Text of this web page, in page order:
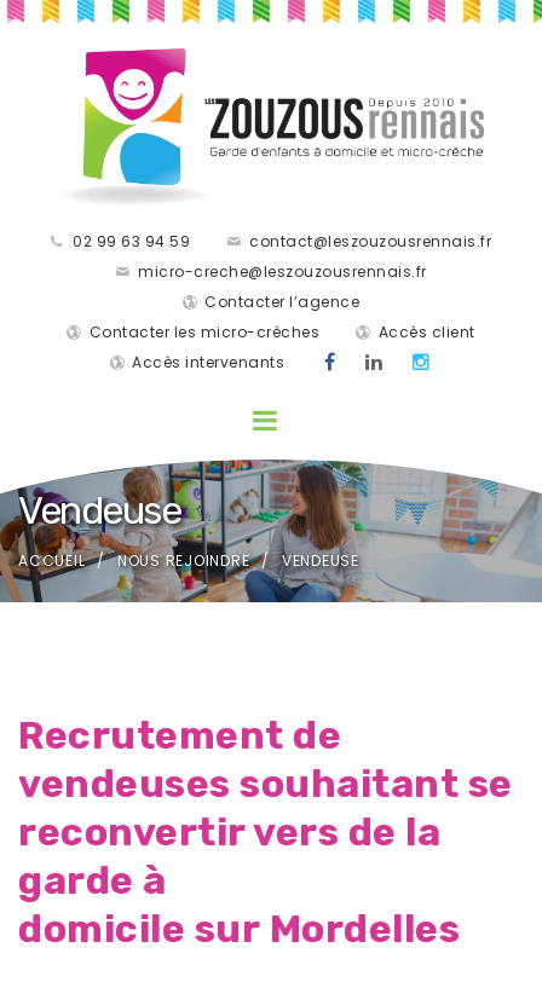
02 99 63 94 59
contact@leszouzousrennais.fr
micro-creche@leszouzousrennais.fr
Contacter l’agence
Contacter les micro-crèches
Accès client
Accès intervenants
Vendeuse
ACCUEIL NOUS REJOINDRE VENDEUSE
Recrutement de
vendeuses souhaitant se
reconvertir vers de la
garde à
domicile sur Mordelles